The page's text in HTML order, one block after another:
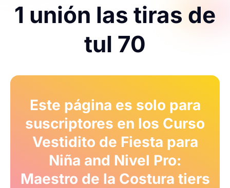
1 unión las tiras de
tul 70
Este página es solo para
suscriptores en los Curso
Vestidito de Fiesta para
Niña and Nivel Pro:
Maestro de la Costura tiers